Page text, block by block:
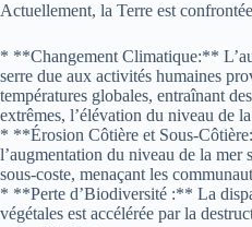
Actuellement, la Terre est
* **Changement Climatique:**
serre due aux activités humaines
températures globales, entraînant
extrêmes, l’élévation du niveau de
* **Érosion Côtière et Sous-
l’augmentation du niveau de la mer
sous-coste, menaçant les
* **Perte d’Biodiversité :** La
végétales est accélérée par la